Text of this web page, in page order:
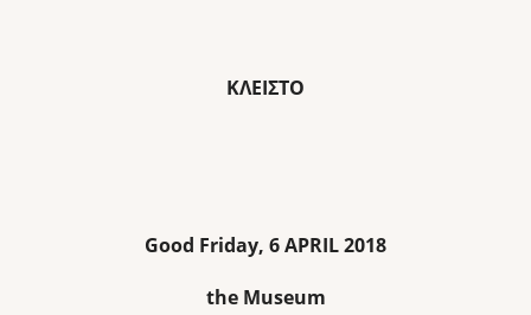
ΚΛΕΙΣΤΟ
Good Friday, 6 APRIL 2018
the Museum